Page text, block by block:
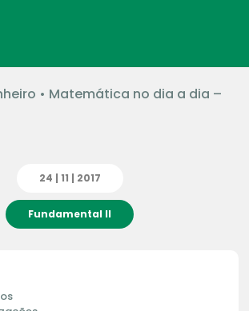
• Matemática no dia a dia –
24 | 11 | 2017
Fundamental II